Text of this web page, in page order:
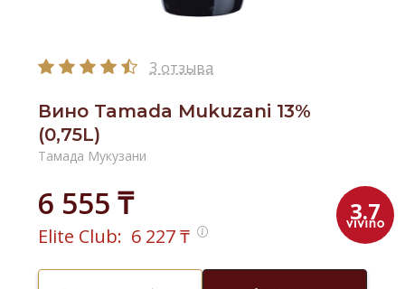
3 отзыва
Вино Tamada Mukuzani 13%
(0,75L)
Тамада Мукузани
6 555 ₸ 3.7
Elite Club: 6 227₸